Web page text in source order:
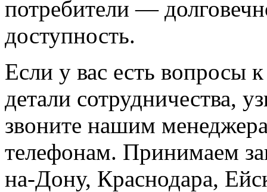
потребители —
доступность.
Если у вас есть вопросы
детали сотрудничества,
звоните нашим
телефонам. Принимаем
на-Дону, Краснодара,